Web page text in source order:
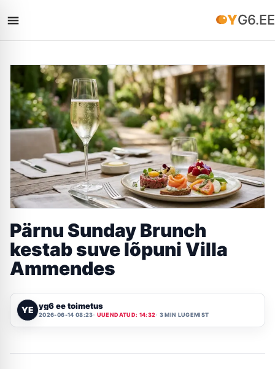
YG6.EE
Pärnu Sunday Brunch
kestab suve lõpuni Villa
Ammendes
YE yg6 ee toimetus
2026-06-14 08:23 UUENDATUD: 14:32 3 MIN LUGEMIST